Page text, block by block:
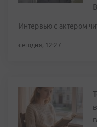
Интервью с актером
сегодня, 12:27